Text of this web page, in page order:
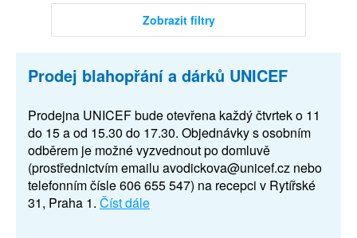
Zobrazit filtry
Prodej blahopřání a dárků UNICEF
Prodejna UNICEF bude otevřena každý čtvrtek o 11
do 15 a od 15.30 do 17.30. Objednávky s osobním
odběrem je možné vyzvednout po domluvě
(prostřednictvím emailu avodickova@unicef.cz nebo
telefonním čísle 606 655 547) na recepci v Rytířské
31, Praha 1. Číst dále